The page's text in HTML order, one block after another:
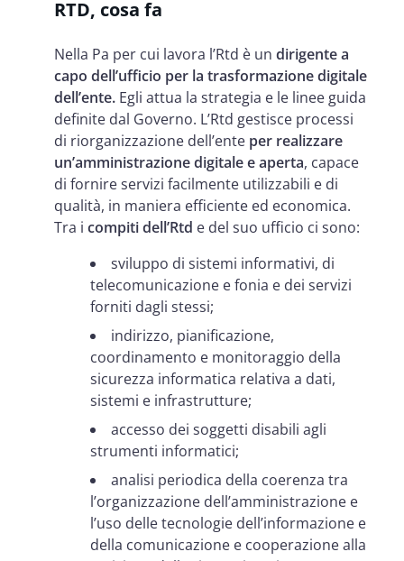
RTD, cosa fa
Nella Pa per cui lavora l’Rtd è un dirigente a
capo dell’ufficio per la trasformazione digitale
dell’ente. Egli attua la strategia e le linee guida
definite dal Governo. L’Rtd gestisce processi
di riorganizzazione dell’ente per realizzare
un’amministrazione digitale e aperta, capace
di fornire servizi facilmente utilizzabili e di
qualità, in maniera efficiente ed economica.
Tra i compiti dell’Rtd e del suo ufficio ci sono:
sviluppo di sistemi informativi, di
telecomunicazione e fonia e dei servizi
forniti dagli stessi;
indirizzo, pianificazione,
coordinamento e monitoraggio della
sicurezza informatica relativa a dati,
sistemi e infrastrutture;
accesso dei soggetti disabili agli
strumenti informatici;
analisi periodica della coerenza tra
l’organizzazione dell’amministrazione e
l’uso delle tecnologie dell’informazione e
della comunicazione e cooperazione alla